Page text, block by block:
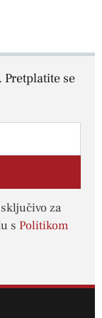
se
za
s Politikom